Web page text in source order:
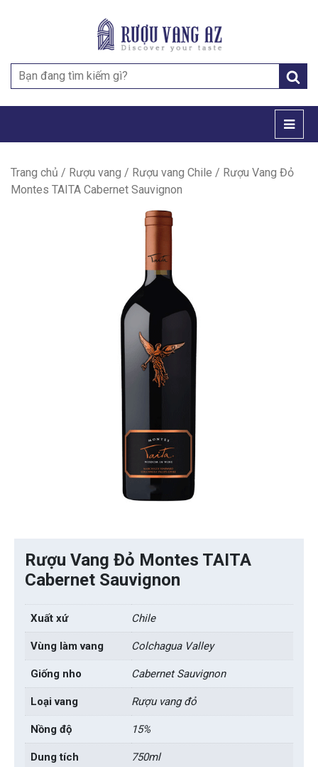
Search
for:
Trang chủ / Rượu vang / Rượu vang Chile / Rượu Vang Đỏ
Montes TAITA Cabernet Sauvignon
Rượu Vang Đỏ Montes TAITA
Cabernet Sauvignon
Xuất xứ Chile
Vùng làm vang Colchagua Valley
Giống nho Cabernet Sauvignon
Loại vang Rượu vang đỏ
Nồng độ 15%
Dung tích 750ml